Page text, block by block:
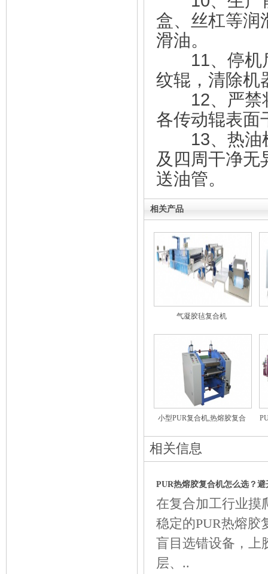
盒、丝杠等润
滑油。
11、停机后
纹辊，清除机
12、严禁将
各传动辊表面
13、热油机
及四周干净无
送油管。
相关产品
气凝胶毡复合机
小型PUR复合机,热熔胶复合
相关信息
PUR热熔胶复合机怎么选？避
在复合加工行业摸
稳定的PUR热熔胶
盲目选错设备，上
层、..